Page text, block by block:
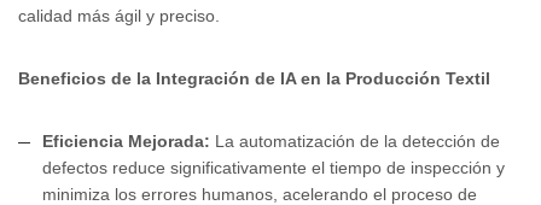
calidad más ágil y preciso.
Beneficios de la Integración de IA en la Producción Textil
Eficiencia Mejorada: La automatización de la detección de
defectos reduce significativamente el tiempo de inspección y
minimiza los errores humanos, acelerando el proceso de